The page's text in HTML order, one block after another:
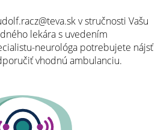
v stručnosti Vašu
lekára s uvedením
neurológa potrebujete nájsť
vhodnú ambulanciu.